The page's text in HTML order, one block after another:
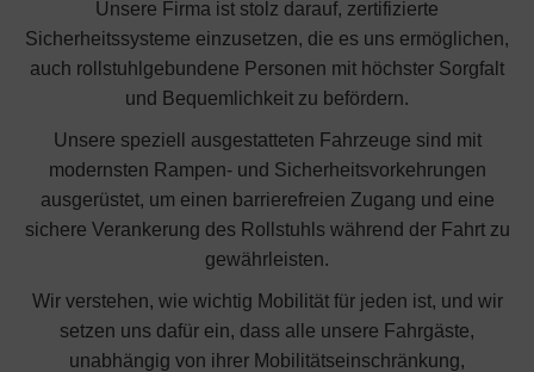
Unsere Firma ist stolz darauf, zertifizierte
Sicherheitssysteme einzusetzen, die es uns ermöglichen,
auch rollstuhlgebundene Personen mit höchster Sorgfalt
und Bequemlichkeit zu befördern.
Unsere speziell ausgestatteten Fahrzeuge sind mit
modernsten Rampen- und Sicherheitsvorkehrungen
ausgerüstet, um einen barrierefreien Zugang und eine
sichere Verankerung des Rollstuhls während der Fahrt zu
gewährleisten.
Wir verstehen, wie wichtig Mobilität für jeden ist, und wir
setzen uns dafür ein, dass alle unsere Fahrgäste,
unabhängig von ihrer Mobilitätseinschränkung,